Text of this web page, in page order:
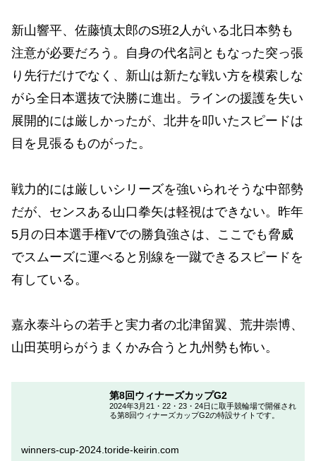
新山響平、佐藤慎太郎のS班2人がいる北日本勢も
注意が必要だろう。自身の代名詞ともなった突っ張
り先行だけでなく、新山は新たな戦い方を模索しな
がら全日本選抜で決勝に進出。ラインの援護を失い
展開的には厳しかったが、北井を叩いたスピードは
目を見張るものがった。
戦力的には厳しいシリーズを強いられそうな中部勢
だが、センスある山口拳矢は軽視はできない。昨年
5月の日本選手権Vでの勝負強さは、ここでも脅威
でスムーズに運べると別線を一蹴できるスピードを
有している。
嘉永泰斗らの若手と実力者の北津留翼、荒井崇博、
山田英明らがうまくかみ合うと九州勢も怖い。
第8回ウィナーズカップG2
2024年3月21・22・23・24日に取手競輪場で開催され
る第8回ウィナーズカップG2の特設サイトです。
winners-cup-2024.toride-keirin.com